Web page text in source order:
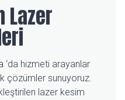
Lazer
‘da hizmeti arayanlar
çözümler sunuyoruz.
lazer kesim